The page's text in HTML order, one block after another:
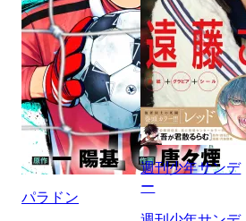
パラドン
週刊少年サンデ
ー